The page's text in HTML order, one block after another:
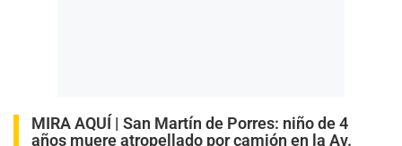
MIRA AQUÍ | San Martín de Porres: niño de 4
años muere atropellado por camión en la Av.